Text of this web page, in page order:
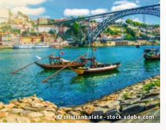
© cristianbalate - stock.adobe.com